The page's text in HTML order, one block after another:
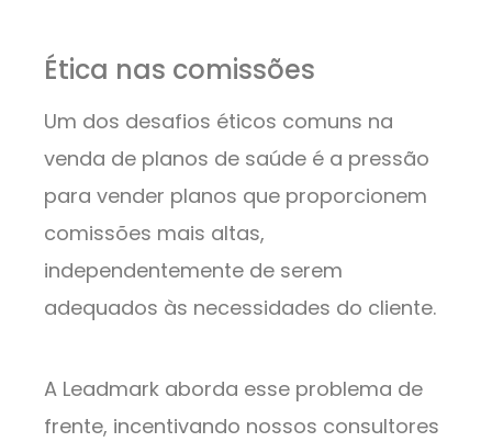
Ética nas comissões
Um dos desafios éticos comuns na
venda de planos de saúde é a pressão
para vender planos que proporcionem
comissões mais altas,
independentemente de serem
adequados às necessidades do cliente.
A Leadmark aborda esse problema de
frente, incentivando nossos consultores